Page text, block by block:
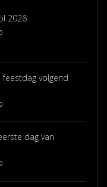
2026
0
volgend
0
dag van
0